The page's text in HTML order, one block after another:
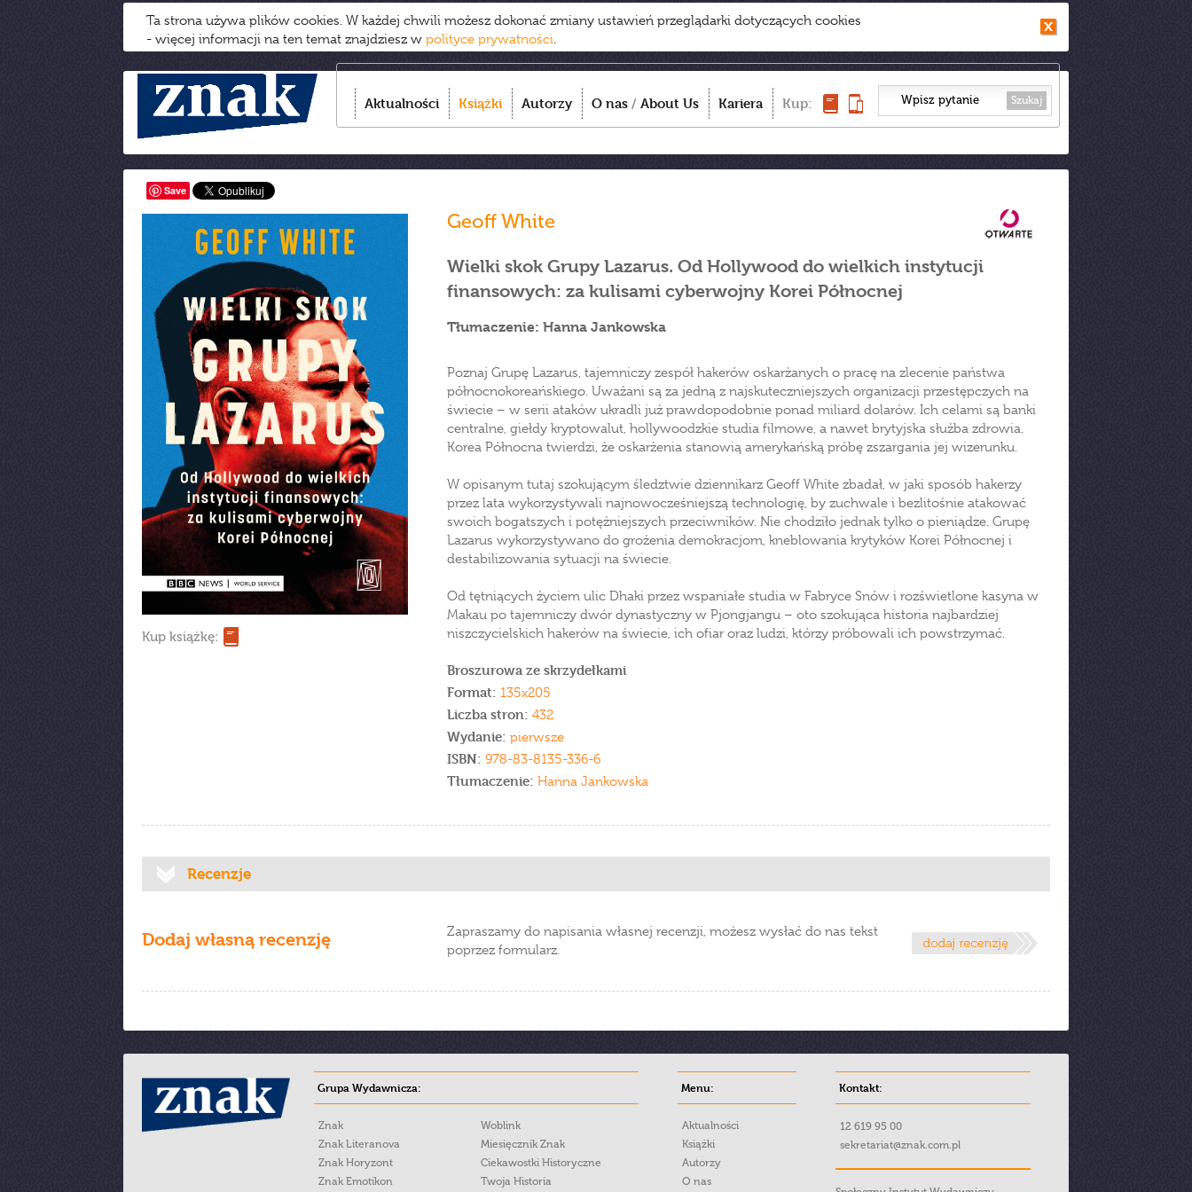
Ta strona używa plików cookies. W każdej chwili możesz dokonać zmiany ustawień przeglądarki dotyczących cookies
- więcej informacji na ten temat znajdziesz w polityce prywatności.
Aktualności Książki Autorzy O nas / About Us Kariera Kup: Szukaj
Save
Kup książkę:
Geoff White
Wielki skok Grupy Lazarus. Od Hollywood do wielkich instytucji
finansowych: za kulisami cyberwojny Korei Północnej
Tłumaczenie: Hanna Jankowska
Poznaj Grupę Lazarus, tajemniczy zespół hakerów oskarżanych o pracę na zlecenie państwa
północnokoreańskiego. Uważani są za jedną z najskuteczniejszych organizacji przestępczych na
świecie – w serii ataków ukradli już prawdopodobnie ponad miliard dolarów. Ich celami są banki
centralne, giełdy kryptowalut, hollywoodzkie studia filmowe, a nawet brytyjska służba zdrowia.
Korea Północna twierdzi, że oskarżenia stanowią amerykańską próbę zszargania jej wizerunku.
W opisanym tutaj szokującym śledztwie dziennikarz Geoff White zbadał, w jaki sposób hakerzy
przez lata wykorzystywali najnowocześniejszą technologię, by zuchwale i bezlitośnie atakować
swoich bogatszych i potężniejszych przeciwników. Nie chodziło jednak tylko o pieniądze. Grupę
Lazarus wykorzystywano do grożenia demokracjom, kneblowania krytyków Korei Północnej i
destabilizowania sytuacji na świecie.
Od tętniących życiem ulic Dhaki przez wspaniałe studia w Fabryce Snów i rozświetlone kasyna w
Makau po tajemniczy dwór dynastyczny w Pjongjangu – oto szokująca historia najbardziej
niszczycielskich hakerów na świecie, ich ofiar oraz ludzi, którzy próbowali ich powstrzymać.
Broszurowa ze skrzydełkami
Format: 135x205
Liczba stron: 432
Wydanie: pierwsze
ISBN: 978-83-8135-336-6
Tłumaczenie: Hanna Jankowska
Recenzje
Dodaj własną recenzję
Zapraszamy do napisania własnej recenzji, możesz wysłać do nas tekst
poprzez formularz.
Grupa Wydawnicza:
Znak
Znak Literanova
Znak Horyzont
Znak Emotikon
Woblink
Miesięcznik Znak
Ciekawostki Historyczne
Twoja Historia
Menu:
Aktualności
Książki
Autorzy
O nas
Kontakt:
12 619 95 00
sekretariat@znak.com.pl